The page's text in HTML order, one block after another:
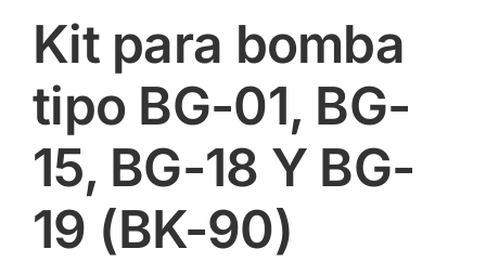
Kit para bomba
tipo BG-01, BG-
15, BG-18 Y BG-
19 (BK-90)